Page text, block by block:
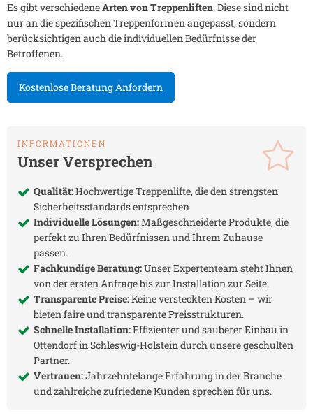
Es gibt verschiedeneArten von Treppenliften. Diese sind nicht
nur an die spezifischen Treppenformen angepasst, sondern
berücksichtigen auch die individuellen Bedürfnisse der
Betroffenen.
Kostenlose Beratung Anfordern
INFORMATIONEN
Unser Versprechen
Qualität:Hochwertige Treppenlifte, die den strengsten
Sicherheitsstandards entsprechen
Individuelle Lösungen:Maßgeschneiderte Produkte, die
perfekt zu Ihren Bedürfnissen und Ihrem Zuhause
passen.
Fachkundige Beratung:Unser Expertenteam steht Ihnen
von der ersten Anfrage bis zur Installation zur Seite.
Transparente Preise:Keine versteckten Kosten – wir
bieten faire und transparente Preisstrukturen.
Schnelle Installation:Effizienter und sauberer Einbau in
Ottendorf in Schleswig-Holsteindurch unsere geschulten
Partner.
Vertrauen:Jahrzehntelange Erfahrung in der Branche
und zahlreiche zufriedene Kunden sprechen für uns.